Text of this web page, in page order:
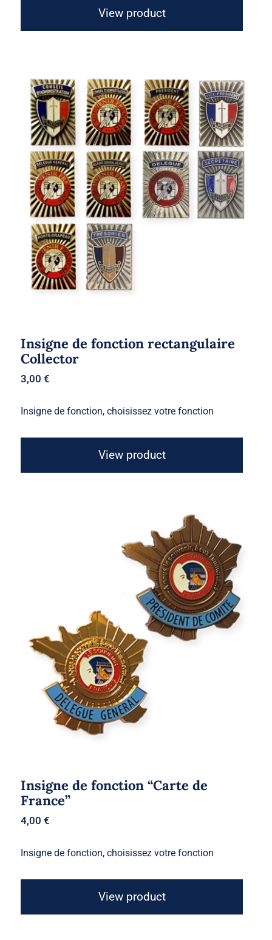
View product
Insigne de fonction rectangulaire
Collector
Insigne de fonction rectangulaire
Collector
3,00€
Insigne de fonction, choisissez votre fonction
View product
Insigne de fonction “Carte de France”
Insigne de fonction “Carte de
France”
4,00€
Insigne de fonction, choisissez votre fonction
View product